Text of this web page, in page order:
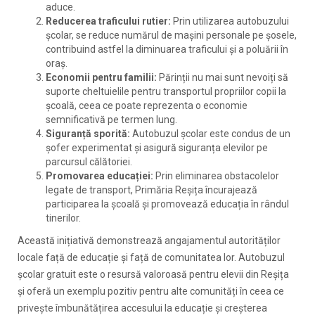
aduce.
Reducerea traficului rutier: Prin utilizarea autobuzului
școlar, se reduce numărul de mașini personale pe șosele,
contribuind astfel la diminuarea traficului și a poluării în
oraș.
Economii pentru familii: Părinții nu mai sunt nevoiți să
suporte cheltuielile pentru transportul propriilor copii la
școală, ceea ce poate reprezenta o economie
semnificativă pe termen lung.
Siguranță sporită: Autobuzul școlar este condus de un
șofer experimentat și asigură siguranța elevilor pe
parcursul călătoriei.
Promovarea educației: Prin eliminarea obstacolelor
legate de transport, Primăria Reșița încurajează
participarea la școală și promovează educația în rândul
tinerilor.
Această inițiativă demonstrează angajamentul autorităților
locale față de educație și față de comunitatea lor. Autobuzul
școlar gratuit este o resursă valoroasă pentru elevii din Reșița
și oferă un exemplu pozitiv pentru alte comunități în ceea ce
privește îmbunătățirea accesului la educație și creșterea